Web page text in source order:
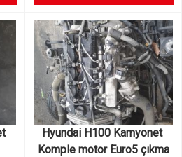
Hyundai H100 Kamyonet
Komple motor Euro5 çıkma